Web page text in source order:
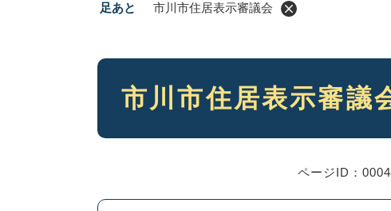
足あと
市川市住居表示審議会
本
市川市住居表示審議
ページID：